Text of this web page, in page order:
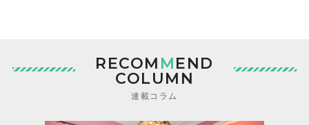
RECOM MEND
COLUMN
連載コラム